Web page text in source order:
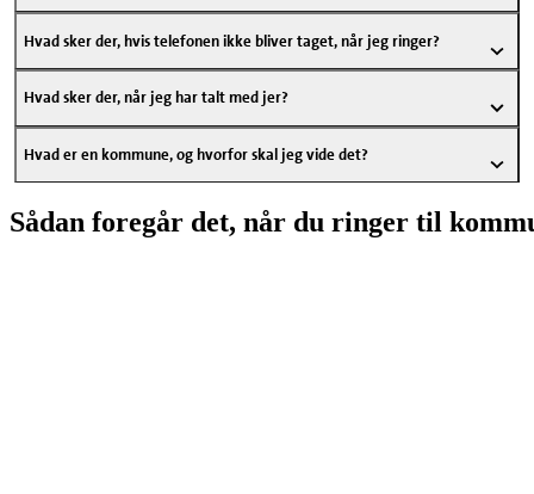
Hvad sker der, hvis telefonen ikke bliver taget, når jeg ringer?
Hvad sker der, når jeg har talt med jer?
Hvad er en kommune, og hvorfor skal jeg vide det?
Sådan foregår det, når du ringer til